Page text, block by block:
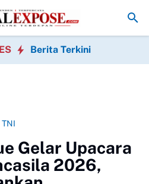
HUT Ke-81 Republik Indonesia
Berita Terkini
TNI
Gelar Upacara
2026,